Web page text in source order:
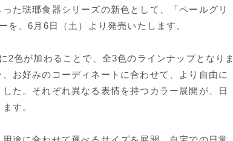
た琺瑯食器シリーズの新色として、「ペールグリ
を、6月6日（土）より発売いたします。
2色が加わることで、全3色のラインナップとなりま
お好みのコーディネートに合わせて、より自由に
た。それぞれ異なる表情を持つカラー展開が、日
す。